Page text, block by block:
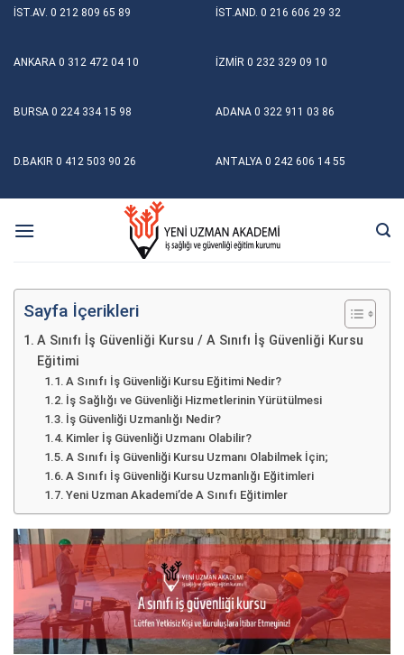
Skip
content
İST.AV. 0 212 809 65 89 İST.AND. 0 216 606 29 32
ANKARA 0 312 472 04 10 İZMİR 0 232 329 09 10
BURSA 0 224 334 15 98 ADANA 0 322 911 03 86
D.BAKIR 0 412 503 90 26 ANTALYA 0 242 606 14 55
Sayfa İçerikleri
A Sınıfı İş Güvenliği Kursu / A Sınıfı İş Güvenliği Kursu
Eğitimi
A Sınıfı İş Güvenliği Kursu Eğitimi Nedir?
İş Sağlığı ve Güvenliği Hizmetlerinin Yürütülmesi
İş Güvenliği Uzmanlığı Nedir?
Kimler İş Güvenliği Uzmanı Olabilir?
A Sınıfı İş Güvenliği Kursu Uzmanı Olabilmek İçin;
A Sınıfı İş Güvenliği Kursu Uzmanlığı Eğitimleri
Yeni Uzman Akademi’de A Sınıfı Eğitimler